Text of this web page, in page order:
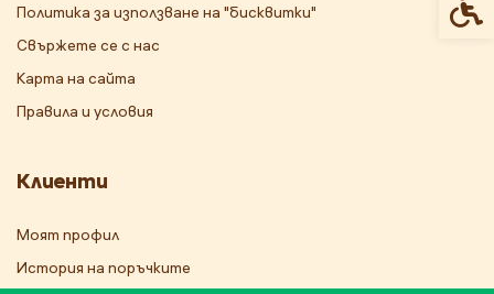
Политика за използване на "бисквитки"
Свържете се с нас
Карта на сайта
Правила и условия
Клиенти
Моят профил
История на поръчките